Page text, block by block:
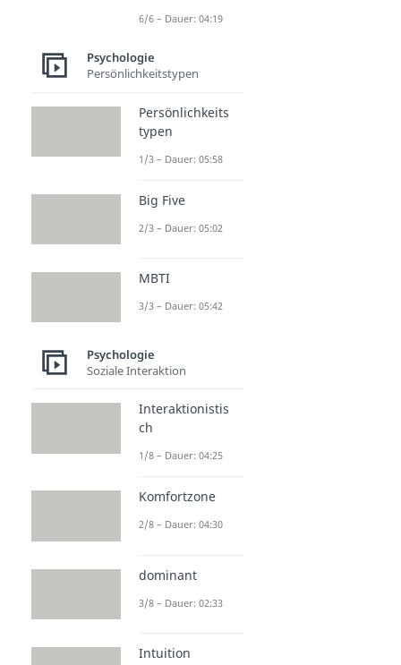
6/6 – Dauer: 04:19
Psychologie
Persönlichkeitstypen
Persönlichkeits
typen
1/3 – Dauer: 05:58
Big Five
2/3 – Dauer: 05:02
MBTI
3/3 – Dauer: 05:42
Psychologie
Soziale Interaktion
Interaktionistis
ch
1/8 – Dauer: 04:25
Komfortzone
2/8 – Dauer: 04:30
dominant
3/8 – Dauer: 02:33
Intuition